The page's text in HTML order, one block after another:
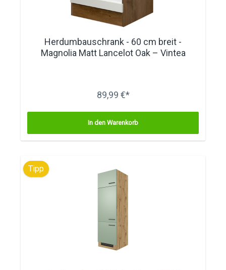
Herdumbauschrank - 60 cm breit -
Magnolia Matt Lancelot Oak – Vintea
89,99 €*
In den Warenkorb
Tipp